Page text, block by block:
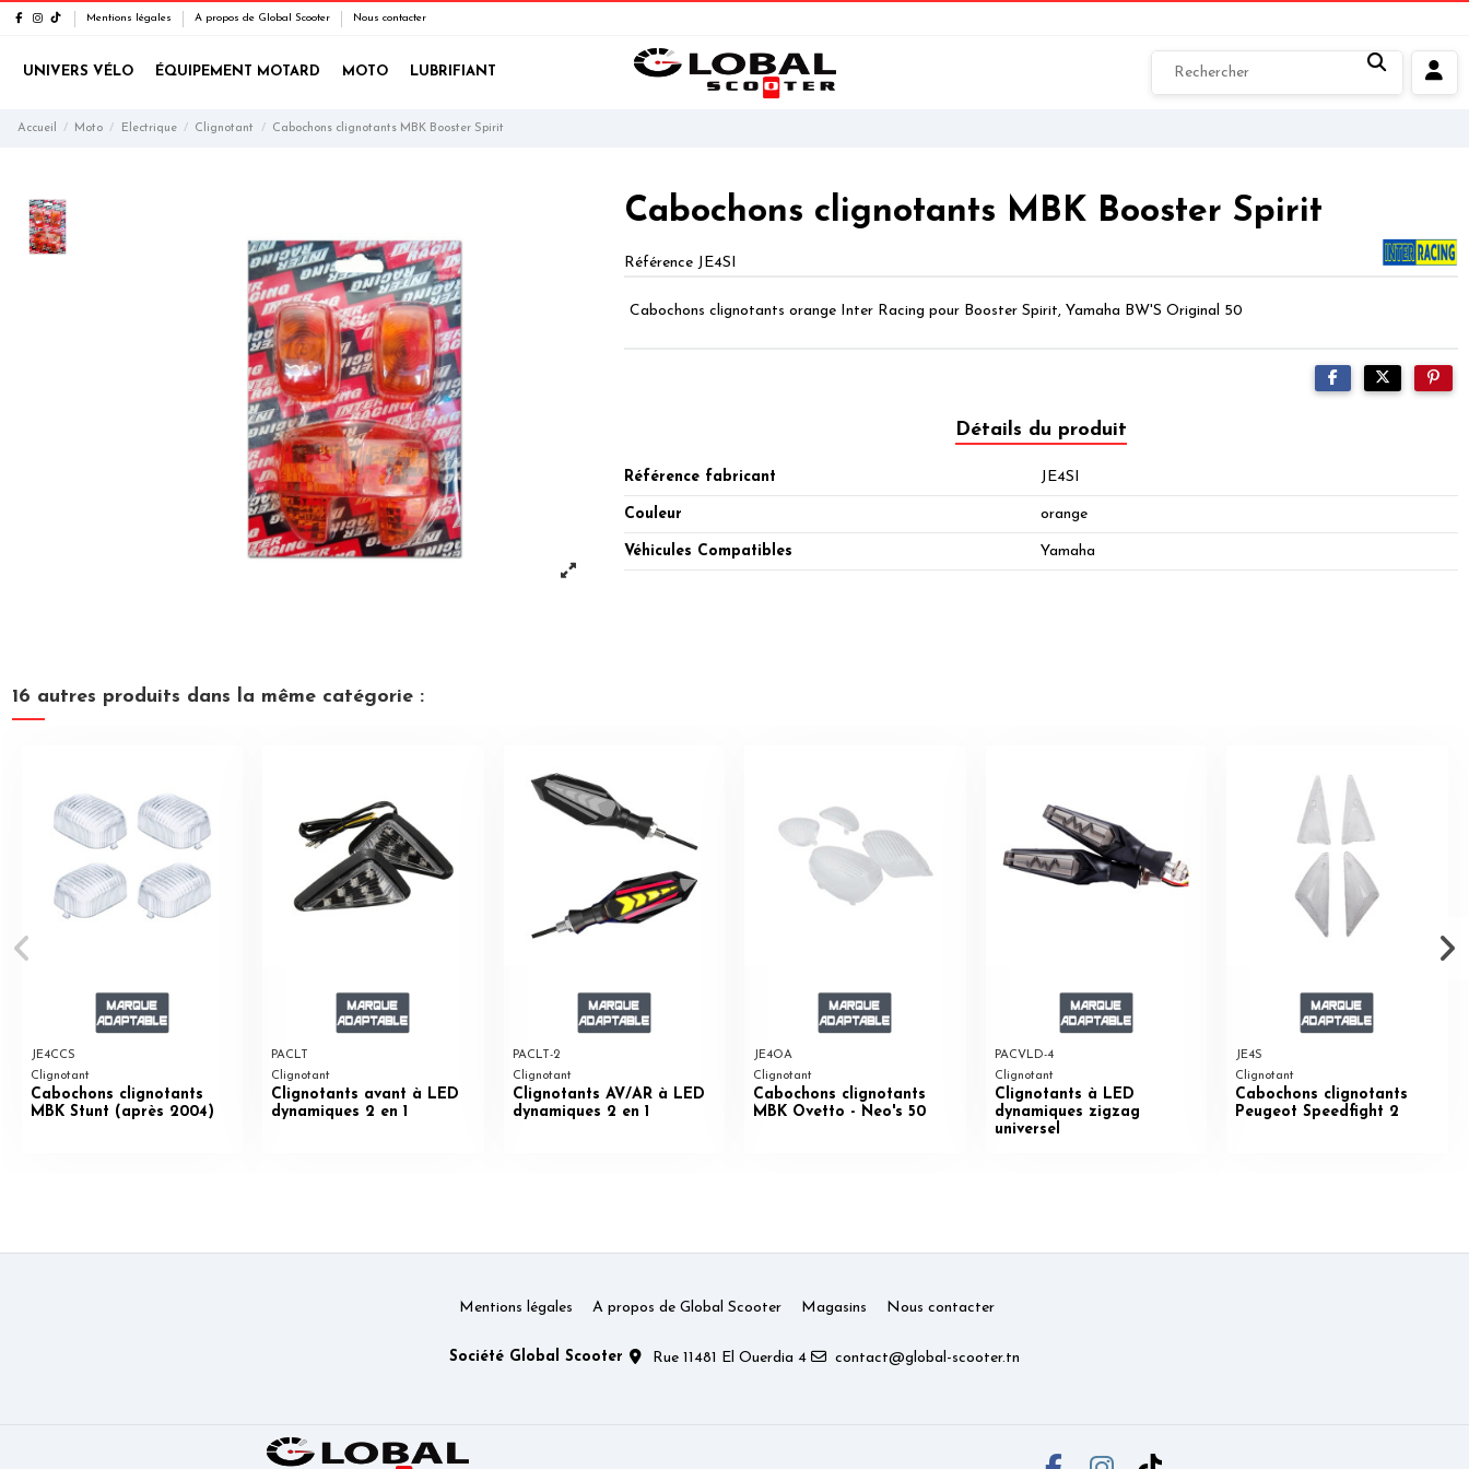
Mentions légales A propos de Global Scooter Nous contacter
UNIVERS VÉLO ÉQUIPEMENT MOTARD MOTO LUBRIFIANT
Accueil Moto Electrique Clignotant Cabochons clignotants MBK Booster Spirit
Cabochons clignotants MBK Booster Spirit
Référence JE4SI
Cabochons clignotants orange Inter Racing pour Booster Spirit, Yamaha BW'S Original 50
Détails du produit
Référence fabricant JE4SI
Couleur orange
Véhicules Compatibles Yamaha
16 autres produits dans la même catégorie :
JE4CCS
Clignotant
Cabochons clignotants
MBK Stunt (après 2004)
PACLT
Clignotant
Clignotants avant à LED
dynamiques 2 en 1
PACLT-2
Clignotant
Clignotants AV/AR à LED
dynamiques 2 en 1
JE4OA
Clignotant
Cabochons clignotants
MBK Ovetto - Neo's 50
PACVLD-4
Clignotant
Clignotants à LED
dynamiques zigzag
universel
JE4S
Clignotant
Cabochons clignotants
Peugeot Speedfight 2
Mentions légales A propos de Global Scooter Magasins Nous contacter
Société Global Scooter Rue 11481 El Ouerdia 4 contact@global-scooter.tn